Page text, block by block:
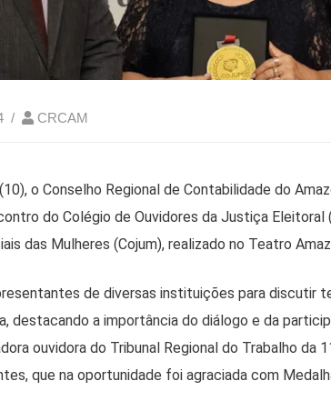
CRCAM
o Conselho Regional de Contabilidade do
do Colégio de Ouvidores da Justiça Eleitoral
das Mulheres (Cojum), realizado no Teatro
de diversas instituições para discutir
destacando a importância do diálogo e da
ouvidora do Tribunal Regional do Trabalho da
que na oportunidade foi agraciada com